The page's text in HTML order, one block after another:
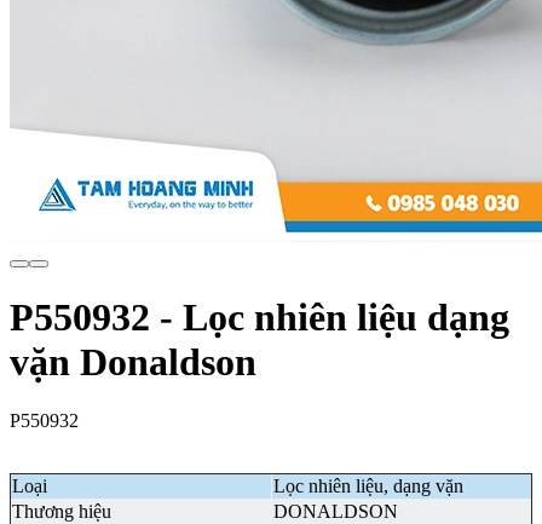
P550932 - Lọc nhiên liệu dạng
vặn Donaldson
P550932
Loại
Lọc nhiên liệu, dạng vặn
Thương hiệu
DONALDSON